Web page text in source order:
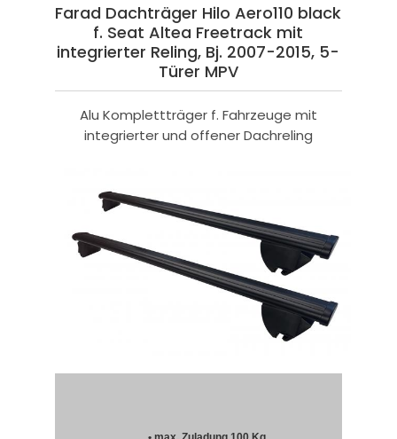
Farad Dachträger Hilo Aero110 black
f. Seat Altea Freetrack mit
integrierter Reling, Bj. 2007-2015, 5-
Türer MPV
Alu Komplettträger f. Fahrzeuge mit
integrierter und offener Dachreling